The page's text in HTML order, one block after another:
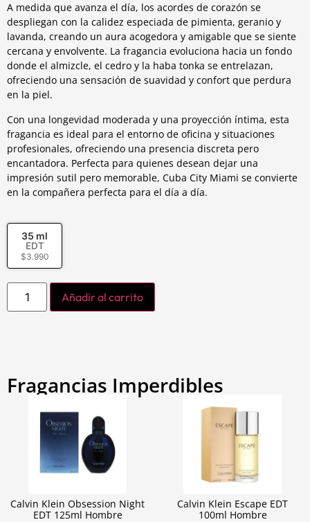
A medida que avanza el día, los acordes de corazón se
despliegan con la calidez especiada de pimienta, geranio y
lavanda, creando un aura acogedora y amigable que se siente
cercana y envolvente. La fragancia evoluciona hacia un fondo
donde el almizcle, el cedro y la haba tonka se entrelazan,
ofreciendo una sensación de suavidad y confort que perdura
en la piel.
Con una longevidad moderada y una proyección íntima, esta
fragancia es ideal para el entorno de oficina y situaciones
profesionales, ofreciendo una presencia discreta pero
encantadora. Perfecta para quienes desean dejar una
impresión sutil pero memorable, Cuba City Miami se convierte
en la compañera perfecta para el día a día.
35 ml
EDT
$3.990
Añadir al carrito
Fragancias Imperdibles
Calvin Klein Obsession Night
EDT 125ml Hombre
Calvin Klein Escape EDT
100ml Hombre